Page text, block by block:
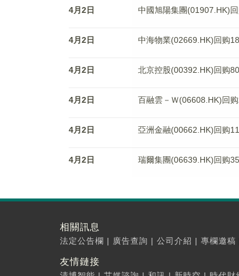
4月2日 中國旭陽集團(01907.HK)
4月2日 中海物業(02669.HK)回购
4月2日 北京控股(00392.HK)回购
4月2日 百融雲－Ｗ(06608.HK)回
4月2日 亞洲金融(00662.HK)回购
4月2日 瑞爾集團(06639.HK)回购
相關訊息
法定公告欄 | 廣告查詢 | 公司介紹 | 專欄邀稿
友情鏈接